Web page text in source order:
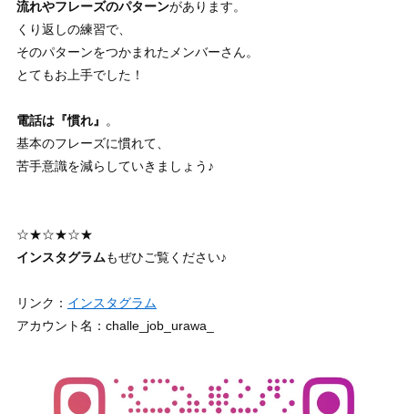
流れやフレーズのパターンがあります。
くり返しの練習で、
そのパターンをつかまれたメンバーさん。
とてもお上手でした！
電話は『慣れ』
。
基本のフレーズに慣れて、
苦手意識を減らしていきましょう♪
☆★☆★☆★
インスタグラムもぜひご覧ください♪
リンク： インスタグラム
アカウント名：challe_job_urawa_